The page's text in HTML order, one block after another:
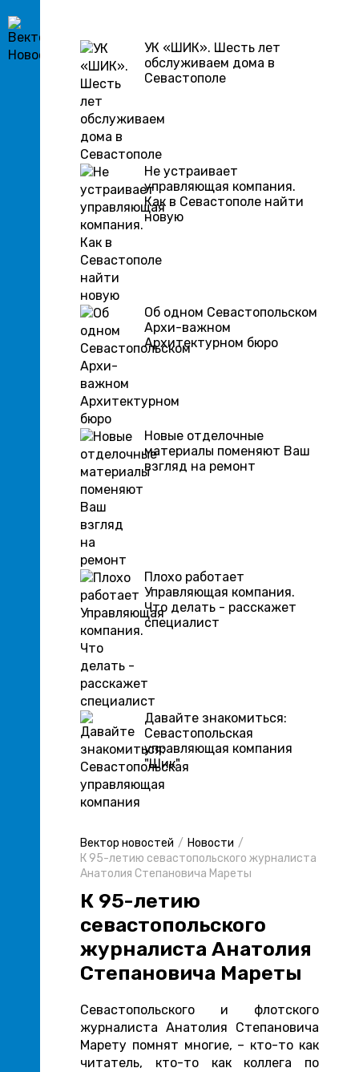
УК «ШИК». Шесть лет
обслуживаем дома в
Севастополе
Не устраивает
управляющая компания.
Как в Севастополе найти
новую
Об одном Севастопольском
Архи-важном
Архитектурном бюро
Новые отделочные
материалы поменяют Ваш
взгляд на ремонт
Плохо работает
Управляющая компания.
Что делать - расскажет
специалист
Давайте знакомиться:
Севастопольская
управляющая компания
"Шик"
Вектор новостей
Новости
К 95-летию севастопольского журналиста
Анатолия Степановича Мареты
К 95-летию
севастопольского
журналиста Анатолия
Степановича Мареты
Севастопольского и флотского
журналиста Анатолия Степановича
Марету помнят многие, – кто-то как
читатель, кто-то как коллега по